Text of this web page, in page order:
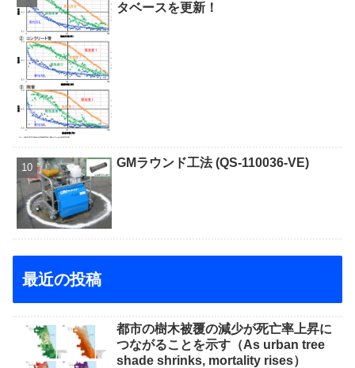
タベースを更新！
GMラウンド工法 (QS-110036-VE)
最近の投稿
都市の樹木被覆の減少が死亡率上昇に
つながることを示す（As urban tree
shade shrinks, mortality rises）